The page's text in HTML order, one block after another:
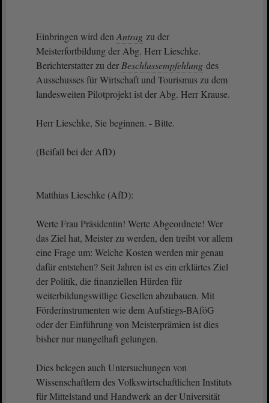
Einbringen wird den Antrag zu der
Meisterfortbildung der Abg. Herr Lieschke.
Berichterstatter zu der Beschlussempfehlung des
Ausschusses für Wirtschaft und Tourismus zu dem
landesweiten Pilotprojekt ist der Abg. Herr Krause.
Herr Lieschke, Sie beginnen. - Bitte.
(Beifall bei der AfD)
Matthias Lieschke (AfD):
Werte Frau Präsidentin! Werte Abgeordnete! Wer
das Ziel hat, Meister zu werden, den treibt vor allem
eine Frage um: Welche Kosten werden mir genau
dafür entstehen? Seit Jahren ist es ein erklärtes Ziel
der Politik, die finanziellen Hürden für
weiterbildungswillige Gesellen abzubauen. Mit
Förderinstrumenten wie dem Aufstiegs-BAföG
oder der Einführung von Meisterprämien ist dies
bisher nur mangelhaft gelungen.
Dies belegen auch Untersuchungen von
Wissenschaftlern des Volkswirtschaftlichen Instituts
für Mittelstand und Handwerk an der Universität